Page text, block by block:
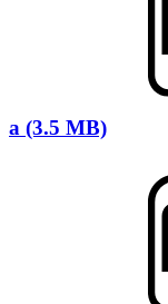
a (3.5 MB)